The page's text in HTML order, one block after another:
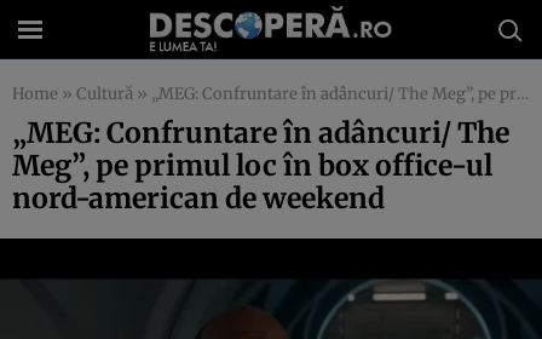
Home » Cultură » „MEG: Confruntare în adâncuri/ The Meg”, pe primul loc în box office-ul nord-american de weekend
„MEG: Confruntare în adâncuri/ The
Meg”, pe primul loc în box office-ul
nord-american de weekend